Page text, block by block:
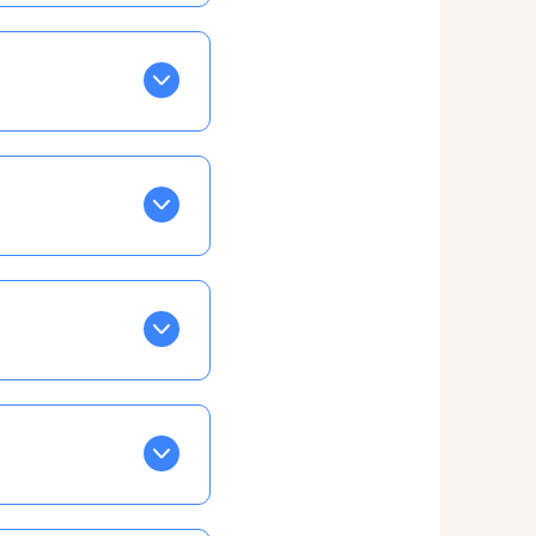
Tapez sur celle
EN VERT
la semaine, mais
ainsi vous
taux horaire
confirmations par
ce qui ne vous
à cet effet